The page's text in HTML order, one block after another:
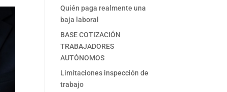
Quién paga realmente una
baja laboral
BASE COTIZACIÓN
TRABAJADORES
AUTÓNOMOS
Limitaciones inspección de
trabajo